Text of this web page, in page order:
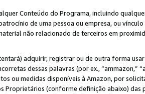
Conteúdo do Programa, incluindo
de uma pessoa ou empresa, ou
não relacionado de terceiros em
adquirir, registrar ou de outra forma
dessas palavras (por ex., “ammazon,”
ou medidas disponíveis à Amazon, por
Proprietários (conforme definição abaixo)